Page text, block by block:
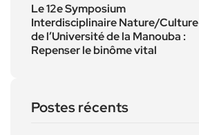
Le 12e Symposium
Interdisciplinaire Nature/Culture
de l’Université de la Manouba :
Repenser le binôme vital
Postes récents